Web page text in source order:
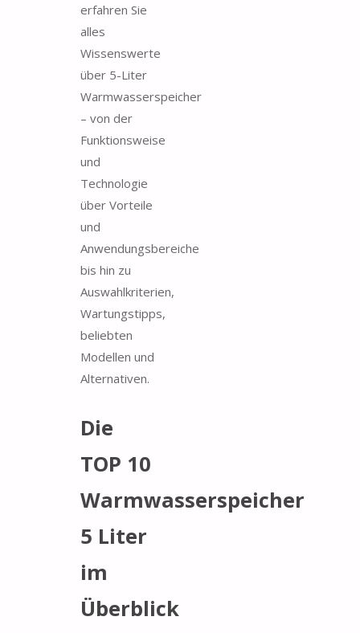
erfahren Sie
alles
Wissenswerte
über 5-Liter
Warmwasserspeicher
– von der
Funktionsweise
und
Technologie
über Vorteile
und
Anwendungsbereiche
bis hin zu
Auswahlkriterien,
Wartungstipps,
beliebten
Modellen und
Alternativen.
Die
TOP 10
Warmwasserspeicher
5 Liter
im
Überblick